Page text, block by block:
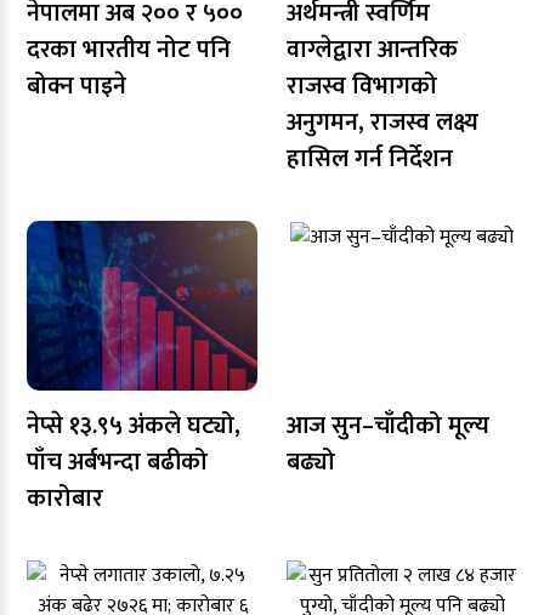
नेपालमा अब २०० र ५००
दरका भारतीय नोट पनि
बोक्न पाइने
अर्थमन्त्री स्वर्णिम
वाग्लेद्वारा आन्तरिक
राजस्व विभागको
अनुगमन, राजस्व लक्ष्य
हासिल गर्न निर्देशन
नेप्से १३.९५ अंकले घट्यो,
पाँच अर्बभन्दा बढीको
कारोबार
आज सुन–चाँदीको मूल्य
बढ्यो